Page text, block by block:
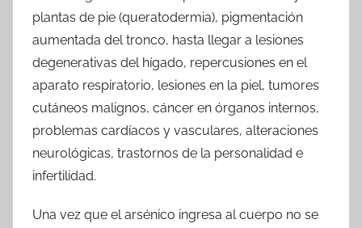
plantas de pie (queratodermia), pigmentación
aumentada del tronco, hasta llegar a lesiones
degenerativas del hígado, repercusiones en el
aparato respiratorio, lesiones en la piel, tumores
cutáneos malignos, cáncer en órganos internos,
problemas cardíacos y vasculares, alteraciones
neurológicas, trastornos de la personalidad e
infertilidad.
Una vez que el arsénico ingresa al cuerpo no se